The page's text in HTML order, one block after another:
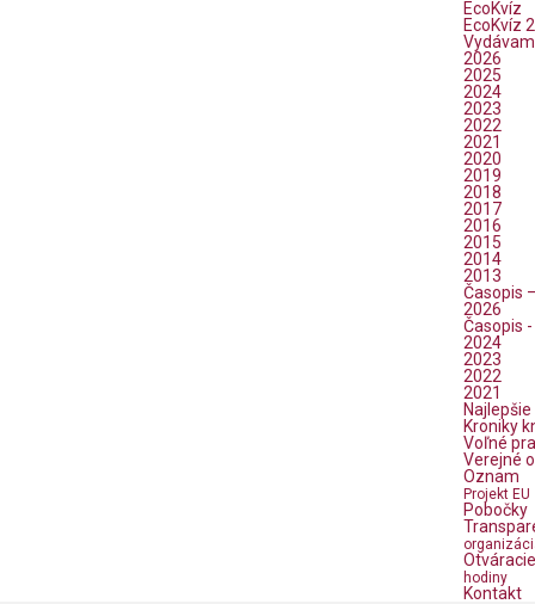
EcoKvíz
EcoKvíz 2
2026
2025
2024
2023
2022
2021
2020
2019
2018
2017
2016
2015
2014
2013
Časopis
2026
Časopis
2024
2023
2022
2021
Kroniky
Voľné
Verejné
Oznam
Projekt EU
Pobočky
Otváracie
hodiny
Kontakt